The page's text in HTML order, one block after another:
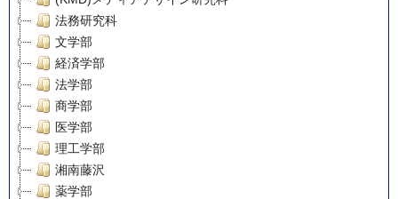
法務研究科
文学部
経済学部
法学部
商学部
医学部
理工学部
湘南藤沢
薬学部